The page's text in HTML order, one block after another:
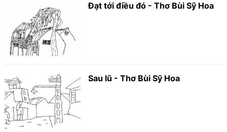
Đạt tới điều đó - Thơ Bùi Sỹ Hoa
Sau lũ - Thơ Bùi Sỹ Hoa